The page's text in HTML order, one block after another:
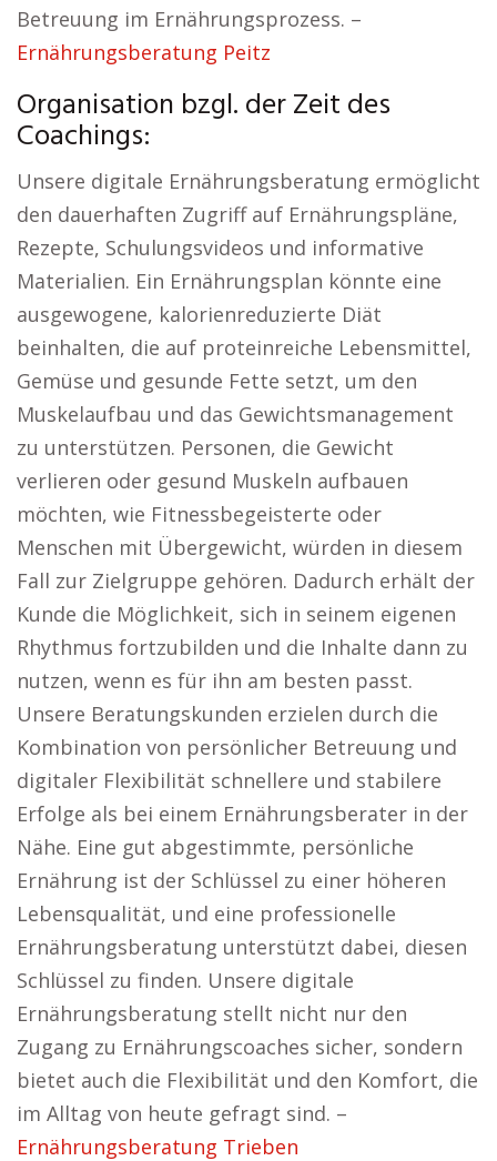
Betreuung im Ernährungsprozess. –
Ernährungsberatung Peitz
Organisation bzgl. der Zeit des
Coachings:
Unsere digitale Ernährungsberatung ermöglicht
den dauerhaften Zugriff auf Ernährungspläne,
Rezepte, Schulungsvideos und informative
Materialien. Ein Ernährungsplan könnte eine
ausgewogene, kalorienreduzierte Diät
beinhalten, die auf proteinreiche Lebensmittel,
Gemüse und gesunde Fette setzt, um den
Muskelaufbau und das Gewichtsmanagement
zu unterstützen. Personen, die Gewicht
verlieren oder gesund Muskeln aufbauen
möchten, wie Fitnessbegeisterte oder
Menschen mit Übergewicht, würden in diesem
Fall zur Zielgruppe gehören. Dadurch erhält der
Kunde die Möglichkeit, sich in seinem eigenen
Rhythmus fortzubilden und die Inhalte dann zu
nutzen, wenn es für ihn am besten passt.
Unsere Beratungskunden erzielen durch die
Kombination von persönlicher Betreuung und
digitaler Flexibilität schnellere und stabilere
Erfolge als bei einem Ernährungsberater in der
Nähe. Eine gut abgestimmte, persönliche
Ernährung ist der Schlüssel zu einer höheren
Lebensqualität, und eine professionelle
Ernährungsberatung unterstützt dabei, diesen
Schlüssel zu finden. Unsere digitale
Ernährungsberatung stellt nicht nur den
Zugang zu Ernährungscoaches sicher, sondern
bietet auch die Flexibilität und den Komfort, die
im Alltag von heute gefragt sind. –
Ernährungsberatung Trieben